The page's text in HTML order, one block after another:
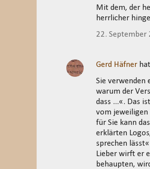
Mit dem, der
herrlicher
22. September
Gerd Häfner
Sie verwenden
warum der
dass ...«. Das
vom jeweiligen
für Sie kann
erklärten
sprechen
Lieber wirft er
behaupten,